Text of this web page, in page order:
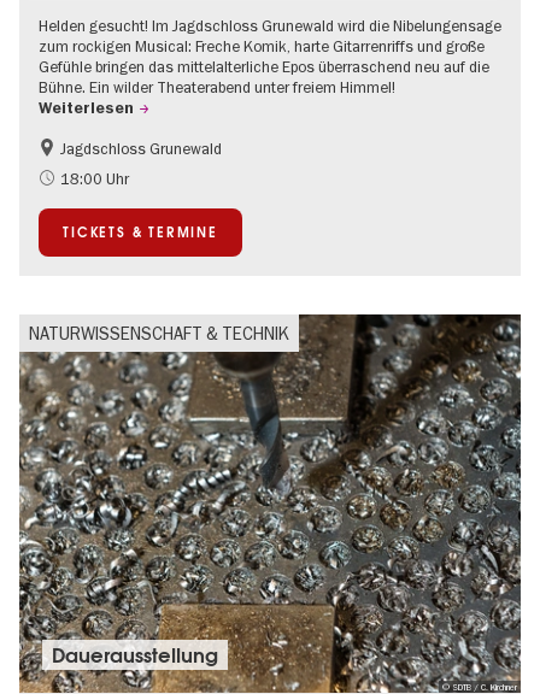
Helden gesucht! Im Jagdschloss Grunewald wird die Nibelungensage
zum rockigen Musical: Freche Komik, harte Gitarrenriffs und große
Gefühle bringen das mittelalterliche Epos überraschend neu auf die
Bühne. Ein wilder Theaterabend unter freiem Himmel!
Weiterlesen
Barrierefrei
Im Grünen
Open Air
Schlösser & Gärten
Jagdschloss Grunewald
18:00 Uhr
TICKETS & TERMINE
NATURWISSENSCHAFT & TECHNIK
© SDTB / C. Kirchner
Dauer­aus­stel­lung